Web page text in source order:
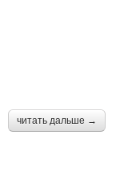
читать дальше →